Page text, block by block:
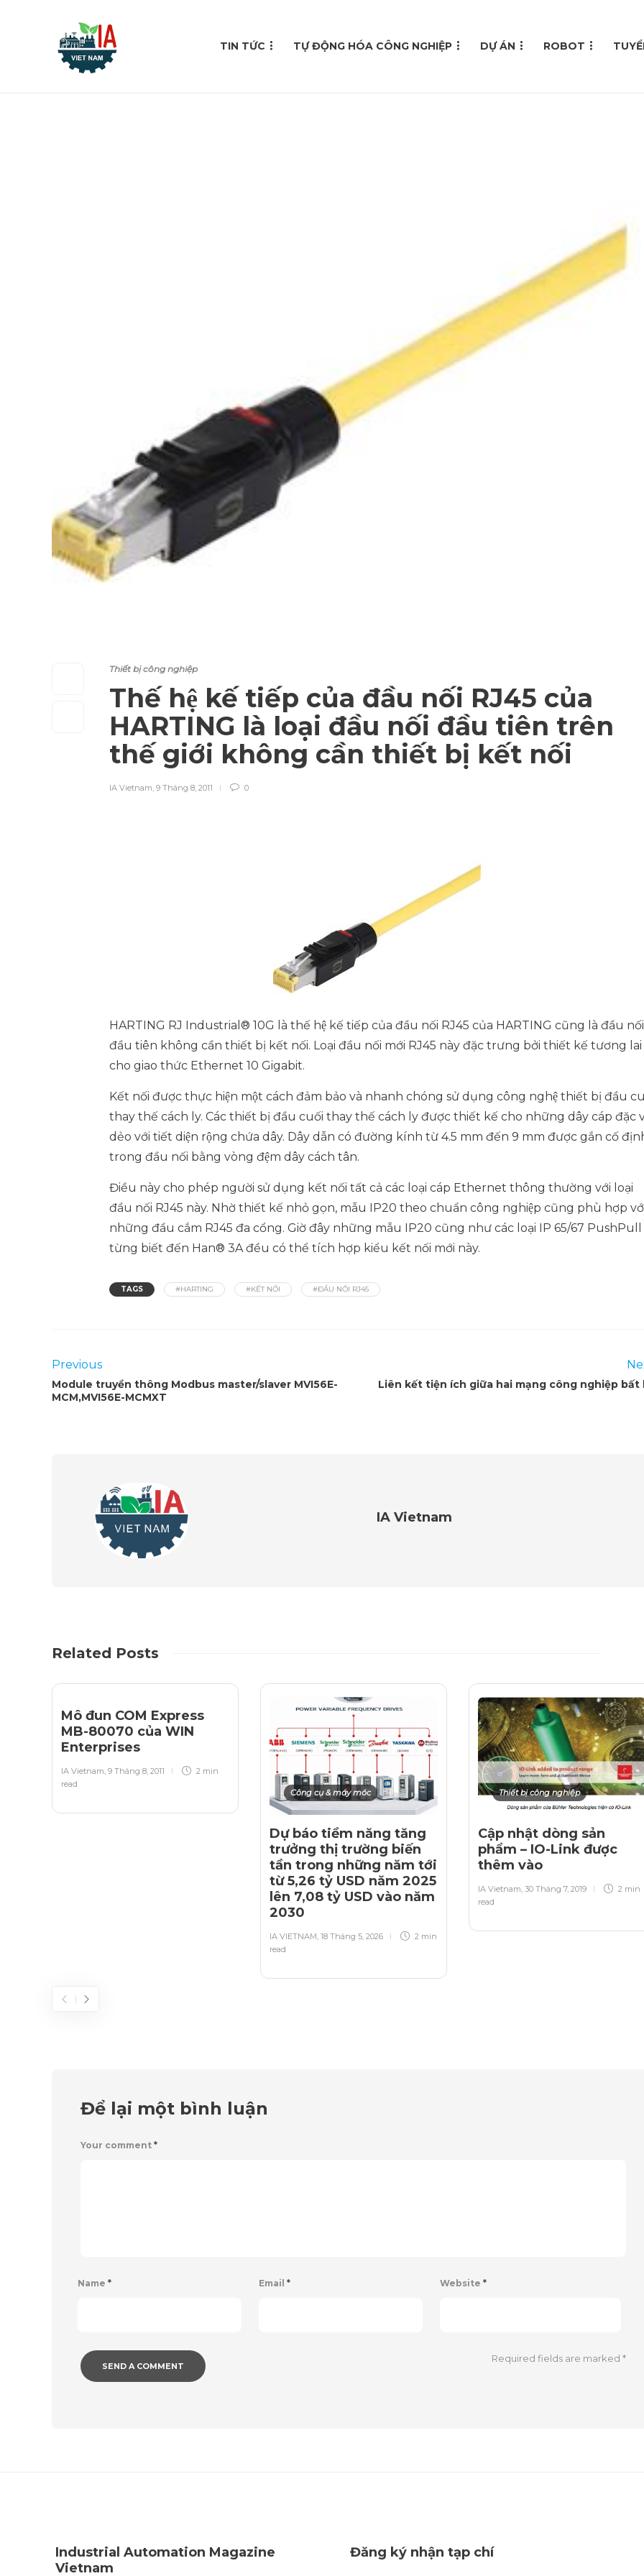
TIN TỨC TỰ ĐỘNG HÓA CÔNG NGHIỆP DỰ ÁN ROBOT
Thiết bị công nghiệp
Thế hệ kế tiếp của đầu nối RJ45 của
HARTING là loại đầu nối đầu tiên trên
thế giới không cần thiết bị kết nối
IA Vietnam, 9 Tháng 8, 2011 0
HARTING RJ Industrial® 10G là thế hệ kế tiếp của đầu nối RJ45 của HARTING cũng là đầu nối
đầu tiên không cần thiết bị kết nối. Loại đầu nối mới RJ45 này đặc trưng bởi thiết kế tương lai
cho giao thức Ethernet 10 Gigabit.
Kết nối được thực hiện một cách đảm bảo và nhanh chóng sử dụng công nghệ thiết bị đầu
thay thế cách ly. Các thiết bị đầu cuối thay thế cách ly được thiết kế cho những dây cáp đặc
dẻo với tiết diện rộng chứa dây. Dây dẫn có đường kính từ 4.5 mm đến 9 mm được gắn cố
trong đầu nối bằng vòng đệm dây cách tân.
Điều này cho phép người sử dụng kết nối tất cả các loại cáp Ethernet thông thường với loại
đầu nối RJ45 này. Nhờ thiết kế nhỏ gọn, mẫu IP20 theo chuẩn công nghiệp cũng phù hợp
những đầu cắm RJ45 đa cổng. Giờ đây những mẫu IP20 cũng như các loại IP 65/67 PushPull
từng biết đến Han® 3A đều có thể tích hợp kiểu kết nối mới này.
TAGS #HARTING #KẾT NỐI #ĐẦU NỐI RJ45
Previous
Module truyền thông Modbus master/slaver MVI56E-
MCM,MVI56E-MCMXT
Liên kết tiện ích giữa hai mạng công nghiệp bất
IA Vietnam
Related Posts
Mô đun COM Express
MB-80070 của WIN
Enterprises
IA Vietnam, 9 Tháng 8, 2011
2 min
read
Công cụ & máy móc
Dự báo tiềm năng tăng
trưởng thị trường biến
tần trong những năm tới
từ 5,26 tỷ USD năm 2025
lên 7,08 tỷ USD vào năm
2030
IA VIETNAM, 18 Tháng 5, 2026
2 min
read
Thiết bị công nghiệp
Cập nhật dòng sản
phẩm – IO-Link được
thêm vào
IA Vietnam, 30 Tháng 7, 2019
2 min
read
Để lại một bình luận
Your comment *
Name * Email * Website *
Required fields are marked*
Industrial Automation Magazine
Vietnam
Đăng ký nhận tạp chí